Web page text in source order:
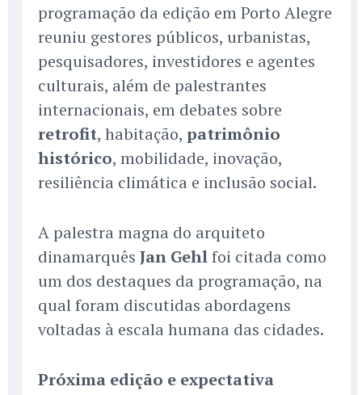
programação da edição em Porto Alegre
reuniu gestores públicos, urbanistas,
pesquisadores, investidores e agentes
culturais, além de palestrantes
internacionais, em debates sobre
retrofit, habitação, patrimônio
histórico, mobilidade, inovação,
resiliência climática e inclusão social.
A palestra magna do arquiteto
dinamarquês Jan Gehlfoi citada como
um dos destaques da programação, na
qual foram discutidas abordagens
voltadas à escala humana das cidades.
Próxima edição e expectativa